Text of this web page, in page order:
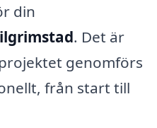
din
. Det är
genomförs
från start till